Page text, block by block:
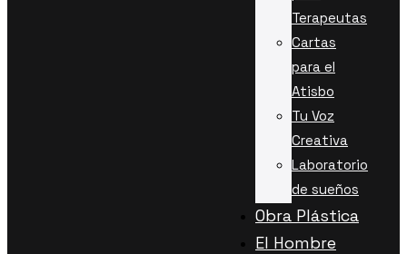
Terapeutas
Cartas
para el
Atisbo
Tu Voz
Creativa
Laboratorio
de sueños
Obra Plástica
El Hombre